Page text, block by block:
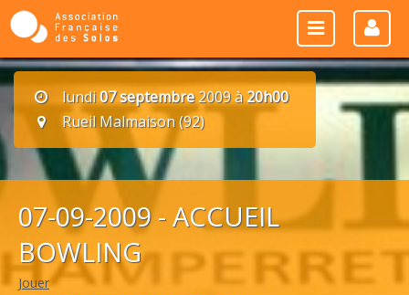
lundi07 septembre2009 à20h00
Rueil Malmaison (92)
07-09-2009 - ACCUEIL
BOWLING
Jouer